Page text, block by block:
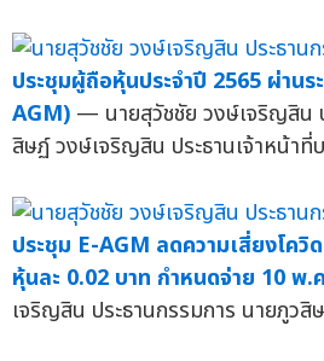
ประชุมผู้ถือหุ้นประจำปี 2565 ผ่าน
AGM) — นายสุวัชชัย วงษ์เจริญสิน
สิษฏ์ วงษ์เจริญสิน ประธานเจ้าหน้าที่
ประชุม E-AGM ลดความเสี่ยงโค
หุ้นละ 0.02 บาท กำหนดจ่าย 10 พ.
เจริญสิน ประธานกรรมการ นายภูวสิ